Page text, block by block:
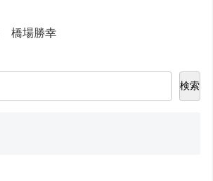
橋場勝幸
検索